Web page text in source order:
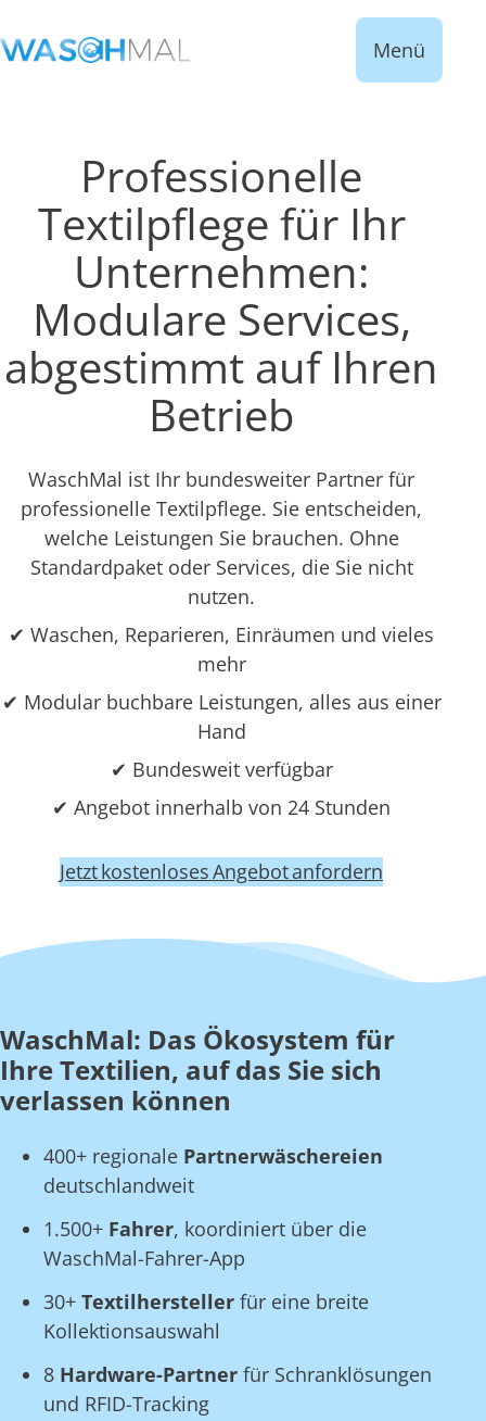
Menü
Professionelle
Textilpflege für Ihr
Unternehmen:
Modulare Services,
abgestimmt auf Ihren
Betrieb
WaschMal ist Ihr bundesweiter Partner für
professionelle Textilpflege. Sie entscheiden,
welche Leistungen Sie brauchen. Ohne
Standardpaket oder Services, die Sie nicht
nutzen.
✔ Waschen, Reparieren, Einräumen und vieles
mehr
✔ Modular buchbare Leistungen, alles aus einer
Hand
✔ Bundesweit verfügbar
✔ Angebot innerhalb von 24 Stunden
Jetzt kostenloses Angebot anfordern
WaschMal: Das Ökosystem für
Ihre Textilien, auf das Sie sich
verlassen können
400+ regionale Partnerwäschereien
deutschlandweit
1.500+ Fahrer, koordiniert über die
WaschMal-Fahrer-App
30+ Textilhersteller für eine breite
Kollektionsauswahl
8 Hardware-Partner für Schranklösungen
und RFID-Tracking